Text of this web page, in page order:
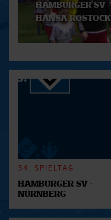
HAMBURGER SV -
HANSA ROSTOCK
34. SPIELTAG
HAMBURGER SV -
NÜRNBERG